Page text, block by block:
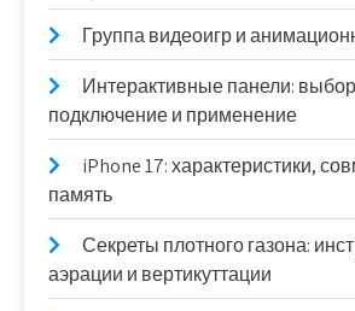
Группа видеоигр и
Интерактивные панели:
подключение и применение
iPhone 17: характеристики,
память
Секреты плотного газона:
аэрации и вертикуттации